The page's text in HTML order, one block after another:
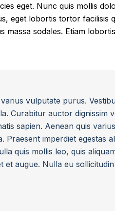
eget. Nunc quis mollis
eget lobortis tortor facilisis
massa sodales. Etiam
vulputate purus.
Curabitur auctor dignissim
sapien. Aenean quis
Praesent imperdiet egestas
quis mollis leo, quis
et augue. Nulla eu